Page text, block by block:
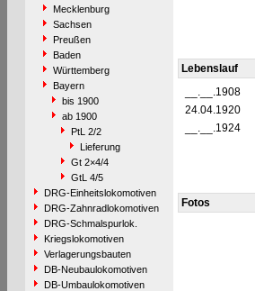
Mecklenburg
Sachsen
Preußen
Baden
Württemberg
Bayern
bis 1900
ab 1900
PtL 2/2
Lieferung
Gt 2×4/4
GtL 4/5
DRG-Einheitslokomotiven
DRG-Zahnradlokomotiven
DRG-Schmalspurlok.
Kriegslokomotiven
Verlagerungsbauten
DB-Neubaulokomotiven
DB-Umbaulokomotiven
Lebenslauf
__.__.1908
24.04.1920
__.__.1924
Fotos